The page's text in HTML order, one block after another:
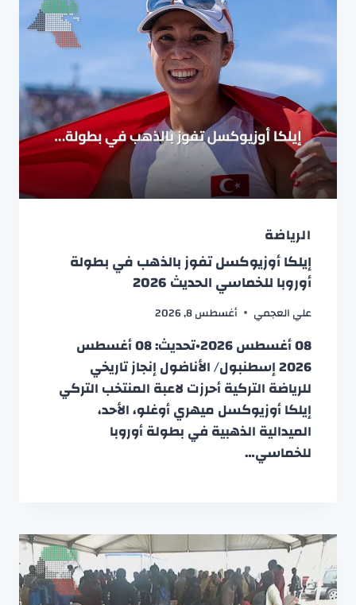
الرياضة
إيلكا أوزيوكسل تفوز بالذهب في بطولة
أوروبا للخماسي الحديث 2026
علي العجمي أغسطس 8, 2026
08 أغسطس 2026•تحديث: 08 أغسطس
2026 إسطنبول/ الأناضول إنجاز تاريخي
للرياضة التركية أحرزت لاعبة المنتخب التركي
إيلكا أوزيوكسل ميهري أوغلو، الأحد،
الميدالية الذهبية في بطولة أوروبا
للخماسي…